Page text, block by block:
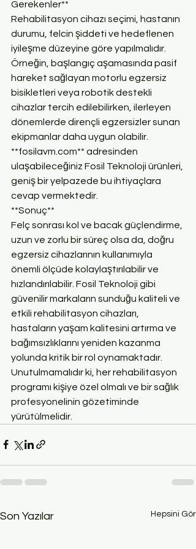
Gerekenler**
Rehabilitasyon cihazı seçimi, hastanın
durumu, felcin şiddeti ve hedeflenen
iyileşme düzeyine göre yapılmalıdır.
Örneğin, başlangıç aşamasında pasif
hareket sağlayan motorlu egzersiz
bisikletleri veya robotik destekli
cihazlar tercih edilebilirken, ilerleyen
dönemlerde dirençli egzersizler sunan
ekipmanlar daha uygun olabilir.
**fosilavm.com** adresinden
ulaşabileceğiniz Fosil Teknoloji ürünleri,
geniş bir yelpazede bu ihtiyaçlara
cevap vermektedir.
**Sonuç**
Felç sonrası kol ve bacak güçlendirme,
uzun ve zorlu bir süreç olsa da, doğru
egzersiz cihazlarının kullanımıyla
önemli ölçüde kolaylaştırılabilir ve
hızlandırılabilir. Fosil Teknoloji gibi
güvenilir markaların sunduğu kaliteli ve
etkili rehabilitasyon cihazları,
hastaların yaşam kalitesini artırma ve
bağımsızlıklarını yeniden kazanma
yolunda kritik bir rol oynamaktadır.
Unutulmamalıdır ki, her rehabilitasyon
programı kişiye özel olmalı ve bir sağlık
profesyonelinin gözetiminde
yürütülmelidir.
Son Yazılar Hepsini Gör